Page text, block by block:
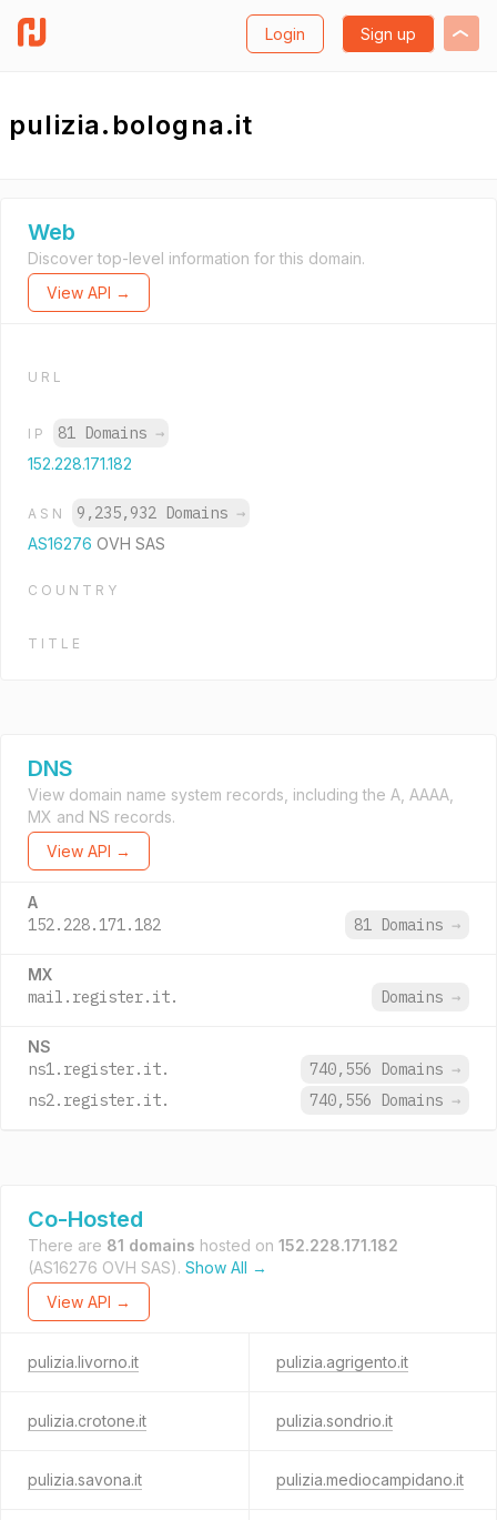
Login Sign up
pulizia.bologna.it
Web
Discover top-level information for this domain.
View API →
URL
IP 81 Domains →
152.228.171.182
ASN 9,235,932 Domains →
AS16276 OVH SAS
COUNTRY
TITLE
DNS
View domain name system records, including the A, AAAA,
MX and NS records.
View API →
A
152.228.171.182 81 Domains →
MX
mail.register.it. Domains →
NS
ns1.register.it. 740,556 Domains →
ns2.register.it.
740,556 Domains →
Co-Hosted
There are 81 domains hosted on 152.228.171.182
(AS16276 OVH SAS). Show All →
View API →
pulizia.livorno.it pulizia.agrigento.it
pulizia.crotone.it pulizia.sondrio.it
pulizia.savona.it pulizia.mediocampidano.it